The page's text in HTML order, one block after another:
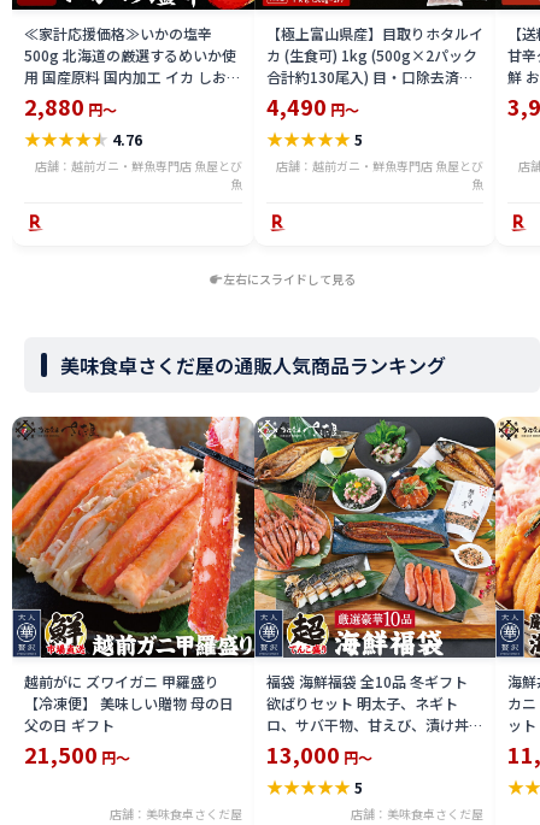
≪家計応援価格≫いかの塩辛
500g 北海道の厳選するめいか使
用 国産原料 国内加工 イカ しおか
ら おつまみ 酒 厳選素材 送料無料
ika2212-500a
2,880 円～
★★★★★ 4.76
店舗：越前ガニ・鮮魚専門店 魚屋とび
魚
【極上富山県産】目取りホタルイ
カ (生食可) 1kg (500g×2パック
合計約130尾入) 目・口除去済み
ほたるいか 刺身 生 個別冷凍 いか
めし 酢味噌あえ 沖漬け 海鮮 通販
送料無料 hoika2502
4,490 円～
★★★★★ 5
店舗：越前ガニ・鮮魚専門店 魚屋とび
魚
【
甘辛
鮮
き
店
左右にスライドして見る
美味食卓さくだ屋の通販人気商品ランキング
越前がに ズワイガニ 甲羅盛り
【冷凍便】 美味しい贈物 母の日
父の日 ギフト
21,500 円～
店舗：美味食卓さくだ屋
福袋 海鮮福袋 全10品 冬ギフト
欲ばりセット 明太子、ネギト
ロ、サバ干物、甘えび、漬け丼サ
ーモン、ふりかけ、ほっけ干物、
焼き鯖寿司、おつまみタコ、うな
ぎ蒲焼き お取り寄せ 【冷凍便】
美味しい贈物
13,000 円～
★★★★★ 5
店舗：美味食卓さくだ屋
海
カ
ッ
丼
便
ギフ
★